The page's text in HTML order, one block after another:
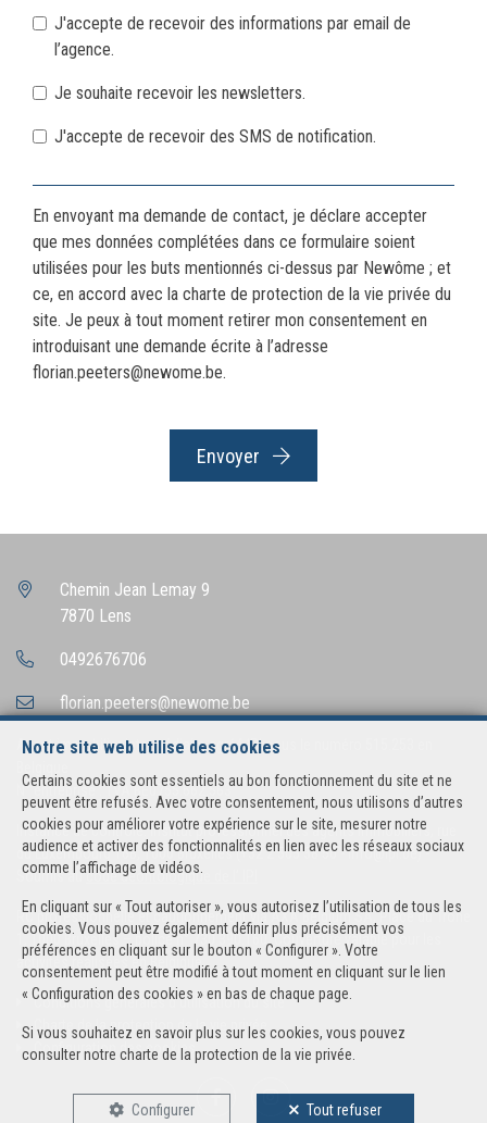
J'accepte de recevoir des informations par email de
l’agence.
Je souhaite recevoir les newsletters.
J'accepte de recevoir des SMS de notification.
En envoyant ma demande de contact, je déclare accepter
que mes données complétées dans ce formulaire soient
utilisées pour les buts mentionnés ci-dessus par Newôme ; et
ce, en accord avec la charte de protection de la vie privée du
site. Je peux à tout moment retirer mon consentement en
introduisant une demande écrite à l’adresse
florian.peeters@newome.be.
Envoyer
Notre site web utilise des cookies
Certains cookies sont essentiels au bon fonctionnement du site et ne
peuvent être refusés. Avec votre consentement, nous utilisons d’autres
cookies pour améliorer votre expérience sur le site, mesurer notre
audience et activer des fonctionnalités en lien avec les réseaux sociaux
comme l’affichage de vidéos.
En cliquant sur « Tout autoriser », vous autorisez l’utilisation de tous les
cookies. Vous pouvez également définir plus précisément vos
préférences en cliquant sur le bouton « Configurer ». Votre
consentement peut être modifié à tout moment en cliquant sur le lien
« Configuration des cookies » en bas de chaque page.
Si vous souhaitez en savoir plus sur les cookies, vous pouvez
consulter notre charte de la protection de la vie privée
Configurer Tout refuser
Chemin Jean Lemay 9
7870 Lens
0492676706
florian.peeters@newome.be
Agent immobilier intermédiaire agréé IPI sous le numéro 515.253 en
N° entreprise : TVA BE0755.662.563
Instance de contrôle: Institut professionnel des agents immobiliers, rue
du Luxembourg 16B, 1000 Bruxelles (+32 2 505 38 50 - info@ipi.be) -
Soumis aucode déontologique de l’ IPI
RC professionnelle et cautionnement via AXA Belgium SA, Place du Trône
1, 1000 Bruxelles – police n° 730.390.160. Couverture valable pour les
activités réalisées en Belgique
Conditions générales d'utilisation du site
Charte de la protection de la vie privée
Configuration des cookies